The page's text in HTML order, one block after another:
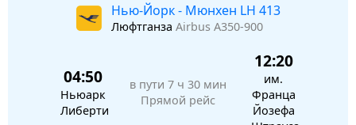
Нью-Йорк - Мюнхен LH 413
Люфтганза Airbus A350-900
04:50
Ньюарк
Либерти
в пути 7 ч 30 мин
Прямой рейс
12:20
им.
Франца
Йозефа